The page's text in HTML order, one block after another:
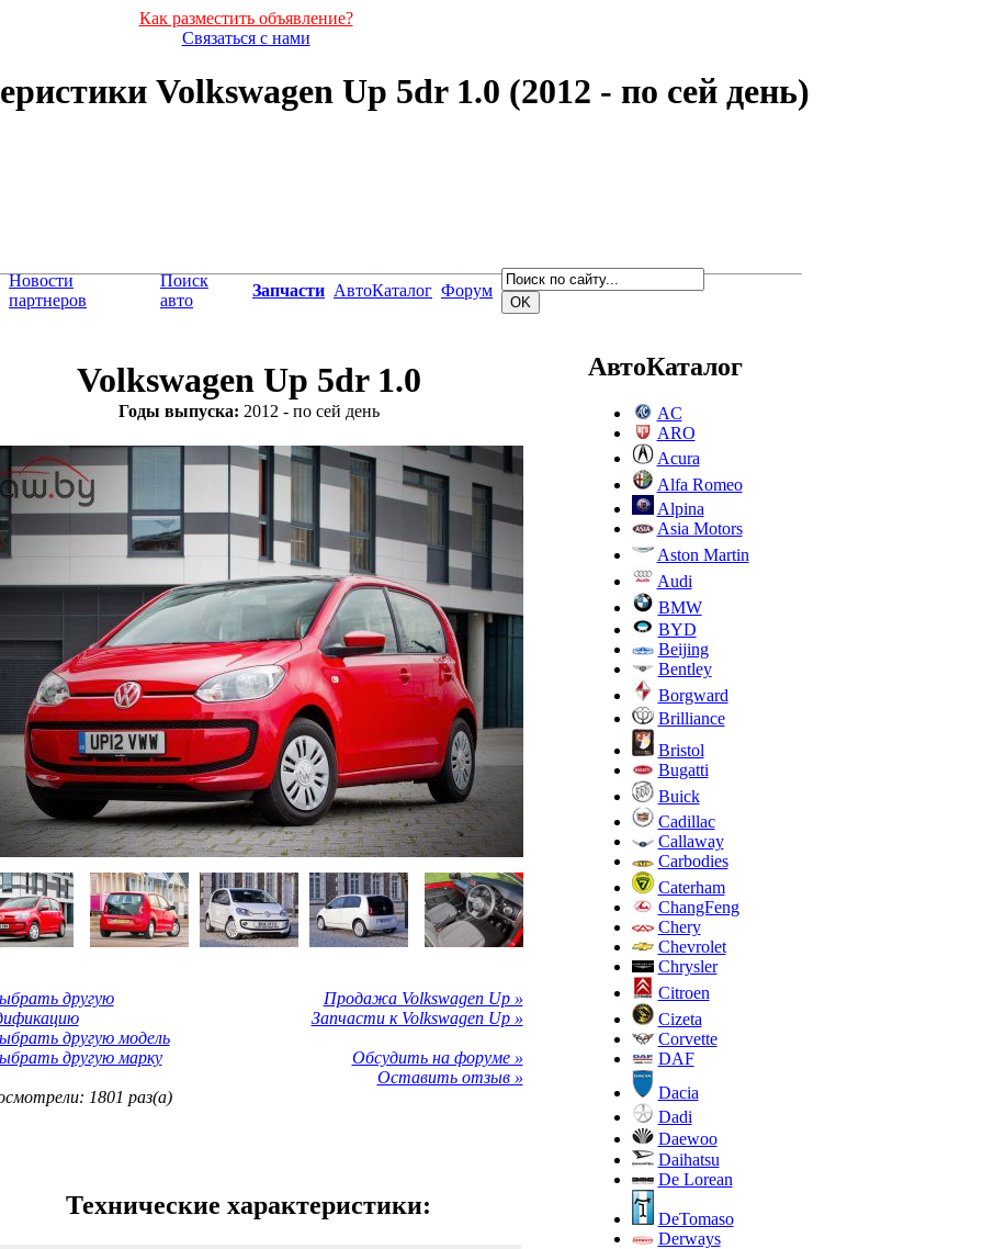
Как разместить объявление?
Связаться с нами
Volkswagen Up 5dr 1.0 (2012 - по сей день)
Новости
партнеров
Поиск
авто
Запчасти АвтоКаталог Форум
Volkswagen Up 5dr 1.0
Годы выпуска: 2012 - по сей день
другую
другую модель
другую марку
1801 раз(а)
Продажа Volkswagen Up »
Запчасти к Volkswagen Up »
Обсудить на форуме »
Оставить отзыв »
Технические характеристики:
АвтоКаталог
AC
ARO
Acura
Alfa Romeo
Alpina
Asia Motors
Aston Martin
Audi
BMW
BYD
Beijing
Bentley
Borgward
Brilliance
Bristol
Bugatti
Buick
Cadillac
Callaway
Carbodies
Caterham
ChangFeng
Chery
Chevrolet
Chrysler
Citroen
Cizeta
Corvette
DAF
Dacia
Dadi
Daewoo
Daihatsu
De Lorean
DeTomaso
Derways